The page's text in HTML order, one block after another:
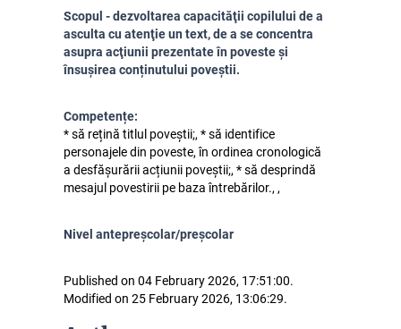
Scopul - dezvoltarea capacităţii copilului de a
asculta cu atenţie un text, de a se concentra
asupra acţiunii prezentate în poveste și
însușirea conținutului poveștii.
Competențe:
* să rețină titlul poveștii;, * să identifice
personajele din poveste, în ordinea cronologică
a desfășurării acțiunii poveștii;, * să desprindă
mesajul povestirii pe baza întrebărilor., ,
Nivel antepreșcolar/preșcolar
Published on 04 February 2026, 17:51:00.
Modified on 25 February 2026, 13:06:29.